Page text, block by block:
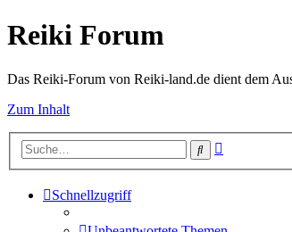
Reiki Forum
Das Reiki-Forum von Reiki-land.de dient dem
Zum Inhalt
Suche
Schnellzugriff